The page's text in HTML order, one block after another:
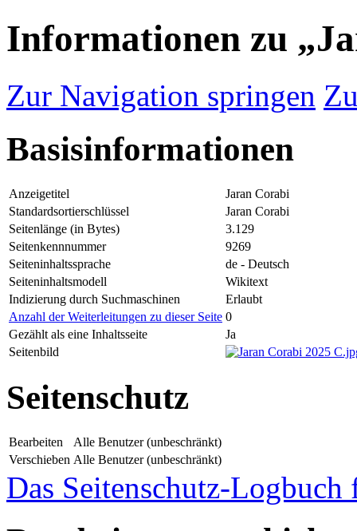
Informationen zu
Zur Navigation springen
Basisinformationen
Anzeigetitel
Jaran Corabi
Standardsortierschlüssel
Jaran Corabi
Seitenlänge (in Bytes)
3.129
Seitenkennnummer
9269
Seiteninhaltssprache
de - Deutsch
Seiteninhaltsmodell
Wikitext
Indizierung durch Suchmaschinen
Erlaubt
Anzahl der Weiterleitungen zu dieser Seite 0
Gezählt als eine Inhaltsseite
Ja
Seitenbild
Seitenschutz
Bearbeiten
Alle Benutzer (unbeschränkt)
Verschieben Alle Benutzer (unbeschränkt)
Das Seitenschutz-Logbuch